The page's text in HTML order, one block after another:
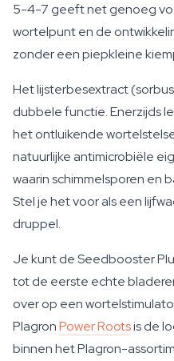
5-4-7 geeft net genoeg
wortelpunt en de
zonder een piepkleine
Het lijsterbesextract
dubbele functie. Enerzijds
het ontluikende
natuurlijke antimicrobiële
waarin schimmelsporen en
Stel je het voor als een
druppel.
Je kunt de Seedbooster
tot de eerste echte
over op een
PlagronPower Rootsis de
binnen het Plagron-